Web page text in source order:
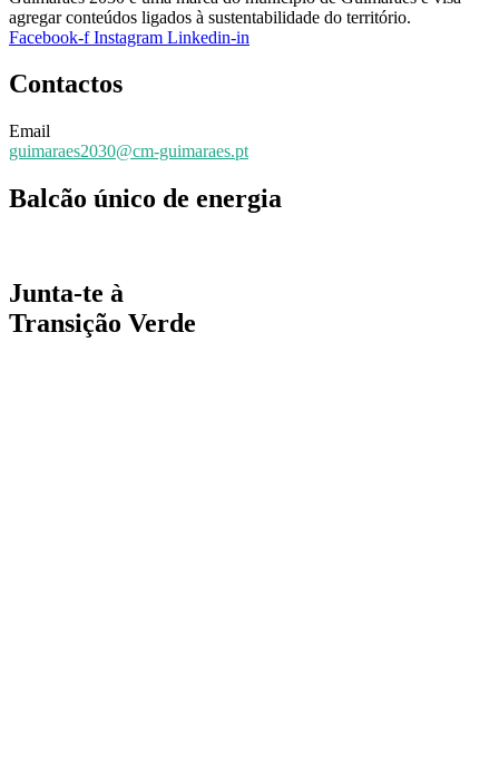
agregar conteúdos ligados à sustentabilidade do território.
Facebook-f Instagram Linkedin-in
Contactos
Email
guimaraes2030@cm-guimaraes.pt
Balcão único de energia
Junta-te à
Transição Verde